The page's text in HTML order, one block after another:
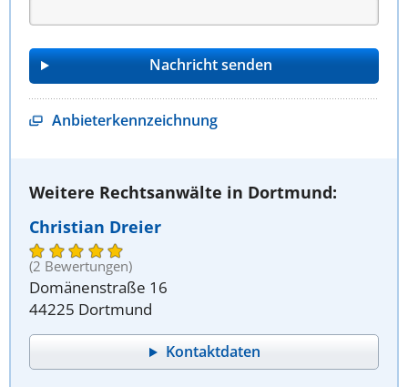
Anbieterkennzeichnung
Weitere Rechtsanwälte in Dortmund:
Christian Dreier
(2 Bewertungen)
Domänenstraße 16
44225 Dortmund
Kontaktdaten